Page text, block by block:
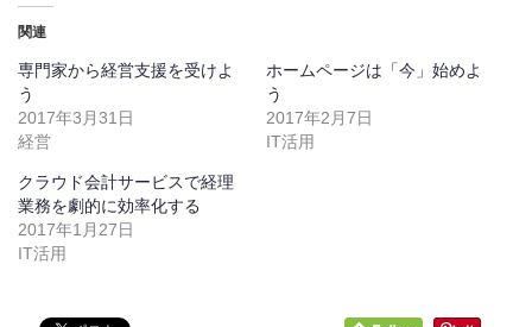
関連
専門家から経営支援を受けよ
う
2017年3月31日
経営
ホームページは「今」始めよ
う
2017年2月7日
IT活用
クラウド会計サービスで経理
業務を劇的に効率化する
2017年1月27日
IT活用